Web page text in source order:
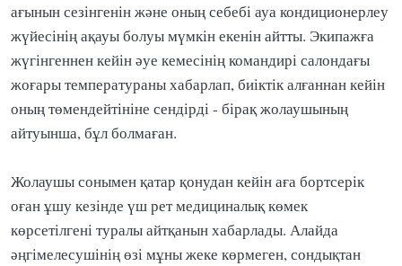
ағынын сезінгенін және оның себебі ауа кондиционерлеу
жүйесінің ақауы болуы мүмкін екенін айтты. Экипажға
жүгінгеннен кейін әуе кемесінің командирі салондағы
жоғары температураны хабарлап, биіктік алғаннан кейін
оның төмендейтініне сендірді - бірақ жолаушының
айтуынша, бұл болмаған.
Жолаушы сонымен қатар қонудан кейін аға бортсерік
оған ұшу кезінде үш рет медициналық көмек
көрсетілгені туралы айтқанын хабарлады. Алайда
әңгімелесушінің өзі мұны жеке көрмеген, сондықтан